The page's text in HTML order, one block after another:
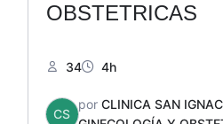
OBSTETRICAS
34 4h
CS
por CLINICA SAN